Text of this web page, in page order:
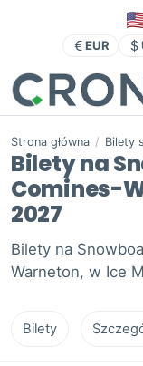
EUR
Strona główna / Bilety
Bilety na
Comines-
2027
Bilety na
Warneton, w Ice
Bilety